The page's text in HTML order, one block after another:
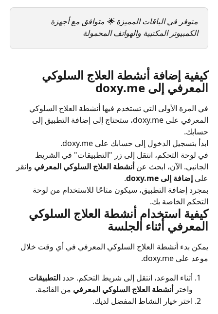
متوفر في الباقات المميزة 🌟 متوافق مع أجهزة
الكمبيوتر المكتبية والهواتف المحمولة
كيفية إضافة أنشطة العلاج السلوكي
المعرفي إلى doxy.me
في المرة الأولى التي تستخدم فيها أنشطة العلاج السلوكي
المعرفي على doxy.me، ستحتاج إلى إضافة التطبيق إلى
حسابك.
ابدأ بتسجيل الدخول إلى حسابك على doxy.me.
في لوحة التحكم، انتقل إلى زر "التطبيقات" في الشريط
الجانبي. الآن، ابحث عن أنشطة العلاج السلوكي المعرفي وانقر
على إضافة إلى doxy.me
.
بمجرد إضافة التطبيق، سيكون متاحًا للاستخدام من لوحة
التحكم الخاصة بك.
كيفية استخدام أنشطة العلاج السلوكي
المعرفي أثناء الجلسة
يمكن بدء أنشطة العلاج السلوكي المعرفي في أي وقت خلال
موعد على doxy.me.
أثناء الموعد، انتقل إلى شريط التحكم. حدد التطبيقات
واختر أنشطة العلاج السلوكي المعرفي من القائمة.
اختر خيار النشاط المفضل لديك.